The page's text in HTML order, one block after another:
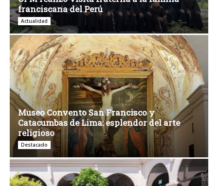
franciscana del Perú
Actualidad
Museo Convento San Francisco y
Catacumbas de Lima: esplendor del arte
religioso
Destacado